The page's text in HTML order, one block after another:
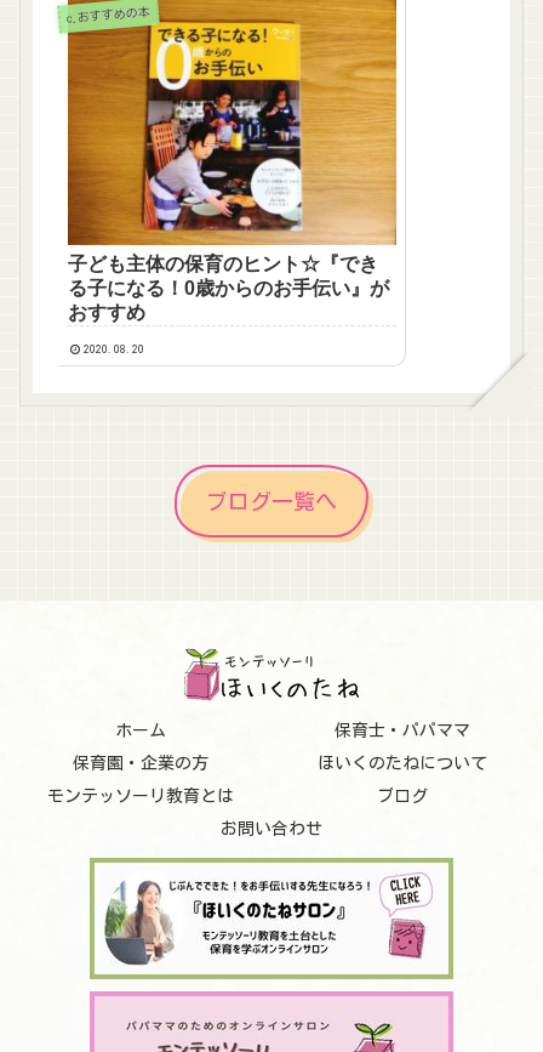
c.おすすめの本
子ども主体の保育のヒント☆『でき
る子になる！0歳からのお手伝い』が
おすすめ
2020.08.20
ブログ一覧へ
ホーム
保育士・パパママ
保育園・企業の方
ほいくのたねについて
モンテッソーリ教育とは
ブログ
お問い合わせ